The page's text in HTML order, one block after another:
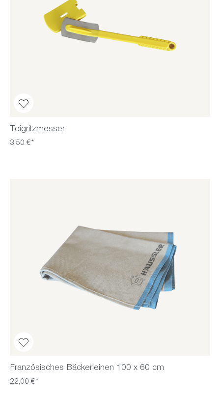
Teigritzmesser
3,50 €*
Französisches Bäckerleinen 100 x 60 cm
22,00 €*